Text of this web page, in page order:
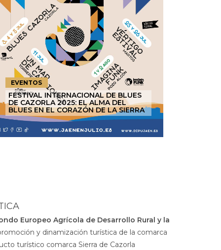
EVENTOS
FESTIVAL INTERNACIONAL DE BLUES
DE CAZORLA 2025: EL ALMA DEL
BLUES EN EL CORAZÓN DE LA SIERRA
Europeo Agrícola de Desarrollo Rural y la
y dinamización turística de la comarca
turístico comarca Sierra de Cazorla